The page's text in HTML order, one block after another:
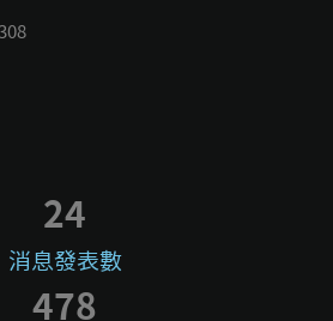
消息發表數
24
478